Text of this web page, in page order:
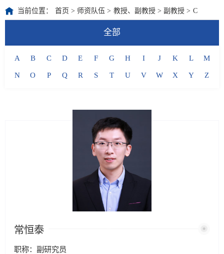
当前位置： 首页 > 师资队伍 > 教授、副教授 > 副教授 > C
全部
A B C D E F G H I J K L
M
N
O P Q R S T U V W X Y Z
常恒泰
职称：副研究员